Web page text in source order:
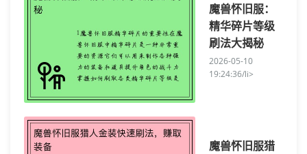
魔兽怀旧服：
精华碎片等级
刷法大揭秘
2026-05-10
19:24:36/li>
魔兽怀旧服猎